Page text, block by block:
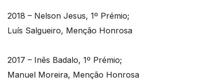
2018 – Nelson Jesus, 1º Prémio;
Luís Salgueiro, Menção Honrosa
2017 – Inês Badalo, 1º Prémio;
Manuel Moreira, Menção Honrosa